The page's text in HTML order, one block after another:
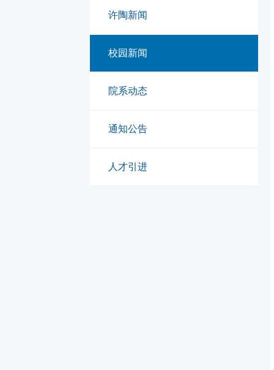
许陶新闻
校园新闻
院系动态
通知公告
人才引进